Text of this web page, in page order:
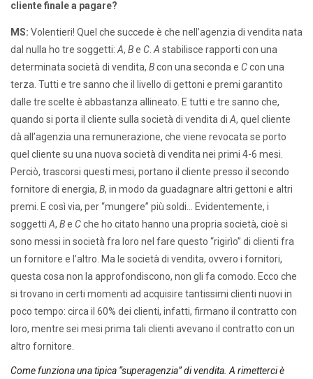
cliente finale a pagare?
MS: Volentieri! Quel che succede è che nell’agenzia di vendita nata
dal nulla ho tre soggetti: A, Be C A stabilisce rapporti con una
determinata società di vendita, Bcon una seconda e Ccon una
terza. Tutti e tre sanno che il livello di gettoni e premi garantito
dalle tre scelte è abbastanza allineato. E tutti e tre sanno che,
quando si porta il cliente sulla società di vendita di A, quel cliente
dà all’agenzia una remunerazione, che viene revocata se porto
quel cliente su una nuova società di vendita nei primi 4-6 mesi.
Perciò, trascorsi questi mesi, portano il cliente presso il secondo
fornitore di energia, B, in modo da guadagnare altri gettoni e altri
premi. E così via, per “mungere” più soldi… Evidentemente, i
soggetti A, Be Cche ho citato hanno una propria società, cioè si
sono messi in società fra loro nel fare questo “rigirìo” di clienti fra
un fornitore e l’altro. Ma le società di vendita, ovvero i fornitori,
questa cosa non la approfondiscono, non gli fa comodo. Ecco che
si trovano in certi momenti ad acquisire tantissimi clienti nuovi in
poco tempo: circa il 60% dei clienti, infatti, firmano il contratto con
loro, mentre sei mesi prima tali clienti avevano il contratto con un
altro fornitore.
Come funziona una tipica “superagenzia” di vendita. A rimetterci è